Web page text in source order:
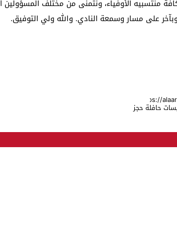
منتسبيه الأوفياء، ونتمنى من مختلف
على مسار وسمعة النادي. والله ولي التوفيق.
حافلة حجز